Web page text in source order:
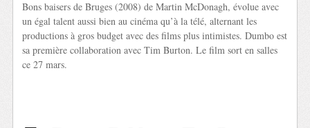
Bons baisers de Bruges (2008) de Martin McDonagh, évolue avec
un égal talent aussi bien au cinéma qu’à la télé, alternant les
productions à gros budget avec des films plus intimistes. Dumbo est
sa première collaboration avec Tim Burton. Le film sort en salles
ce 27 mars.